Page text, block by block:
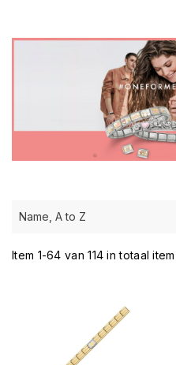
Name, A to Z
Item 1-64 van 114 in totaal